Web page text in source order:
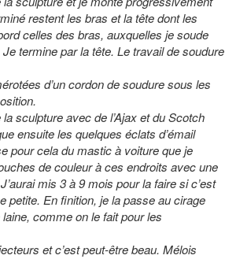
restent les bras et la tête dont les
celles des bras, auxquelles je soude
termine par la tête. Le travail de soudure
d’un cordon de soudure sous les
sculpture avec de l’Ajax et du Scotch
ensuite les quelques éclats d’émail
pour cela du mastic à voiture que je
de couleur à ces endroits avec une
mis 3 à 9 mois pour la faire si c’est
petite. En finition, je la passe au cirage
comme on le fait pour les
et c’est peut-être beau. Mélois